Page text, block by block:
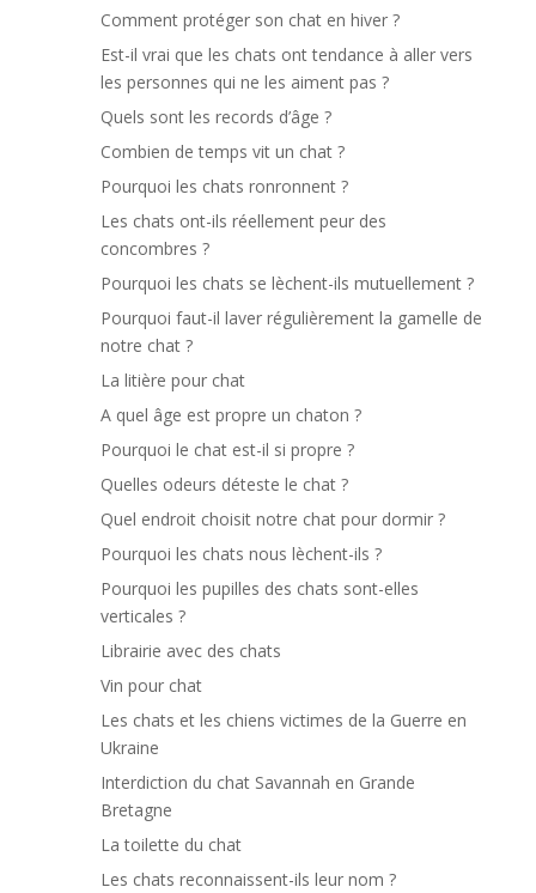
Comment protéger son chat en hiver ?
Est-il vrai que les chats ont tendance à aller vers
les personnes qui ne les aiment pas ?
Quels sont les records d’âge ?
Combien de temps vit un chat ?
Pourquoi les chats ronronnent ?
Les chats ont-ils réellement peur des
concombres ?
Pourquoi les chats se lèchent-ils mutuellement ?
Pourquoi faut-il laver régulièrement la gamelle de
notre chat ?
La litière pour chat
A quel âge est propre un chaton ?
Pourquoi le chat est-il si propre ?
Quelles odeurs déteste le chat ?
Quel endroit choisit notre chat pour dormir ?
Pourquoi les chats nous lèchent-ils ?
Pourquoi les pupilles des chats sont-elles
verticales ?
Librairie avec des chats
Vin pour chat
Les chats et les chiens victimes de la Guerre en
Ukraine
Interdiction du chat Savannah en Grande
Bretagne
La toilette du chat
Les chats reconnaissent-ils leur nom ?